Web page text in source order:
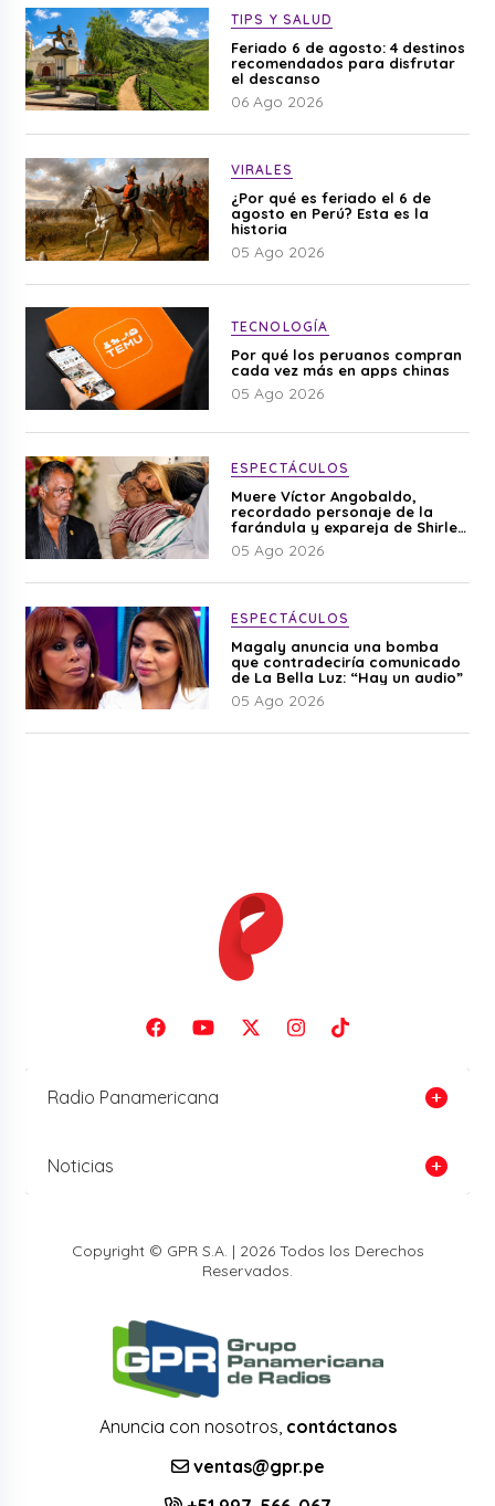
TIPS Y SALUD
Feriado 6 de agosto: 4 destinos
recomendados para disfrutar
el descanso
06 Ago 2026
VIRALES
¿Por qué es feriado el 6 de
agosto en Perú? Esta es la
historia
05 Ago 2026
TECNOLOGÍA
Por qué los peruanos compran
cada vez más en apps chinas
05 Ago 2026
ESPECTÁCULOS
Muere Víctor Angobaldo,
recordado personaje de la
farándula y expareja de Shirley
Cherres
05 Ago 2026
ESPECTÁCULOS
Magaly anuncia una bomba
que contradeciría comunicado
de La Bella Luz: “Hay un audio”
05 Ago 2026
Radio Panamericana
Noticias
Copyright © GPR S.A. | 2026 Todos los Derechos
Reservados.
Anuncia con nosotros, contáctanos
ventas@gpr.pe